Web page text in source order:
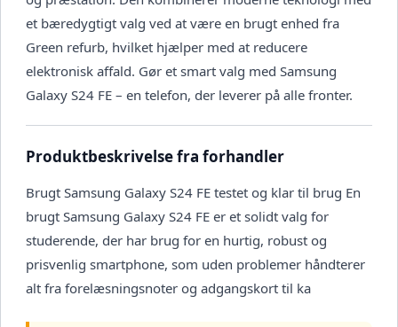
et bæredygtigt valg ved at være en brugt enhed fra
Green refurb, hvilket hjælper med at reducere
elektronisk affald. Gør et smart valg med Samsung
Galaxy S24 FE – en telefon, der leverer på alle fronter.
Produktbeskrivelse fra forhandler
Brugt Samsung Galaxy S24 FE testet og klar til brug En
brugt Samsung Galaxy S24 FE er et solidt valg for
studerende, der har brug for en hurtig, robust og
prisvenlig smartphone, som uden problemer håndterer
alt fra forelæsningsnoter og adgangskort til ka